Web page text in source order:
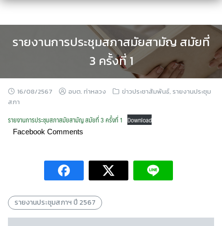
Skip
รายงานการประชุมสภาสมัยสามัญ สมัยที่
3 ครั้งที่ 1
16/08/2567 อบต. ท่าหลวง ข่าวประชาสัมพันธ์, รายงานประชุม
สภา
รายงานการประชุมสภาสมัยสามัญ สมัยที่ 3 ครั้งที่ 1 Download
Facebook Comments
รายงานประชุมสภาฯ ปี 2567